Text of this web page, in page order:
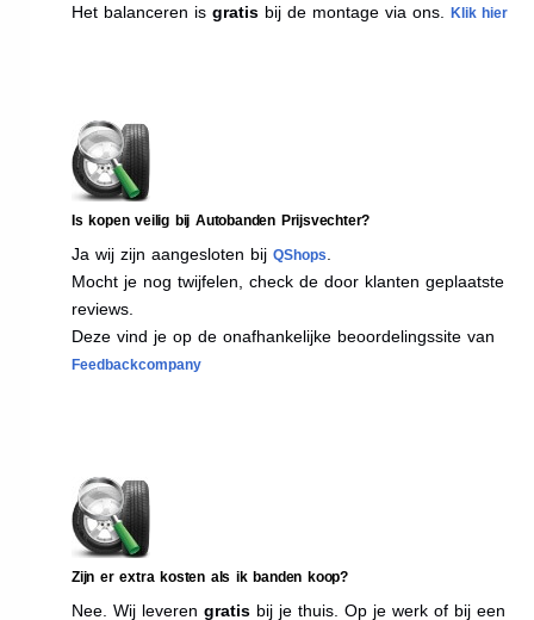
Het balanceren is gratis bij de montage via ons. Klik hier
Is kopen veilig bij Autobanden Prijsvechter?
Ja wij zijn aangesloten bij QShops
Mocht je nog twijfelen, check de door klanten geplaatste
reviews.
Deze vind je op de onafhankelijke beoordelingssite van
Feedbackcompany
Zijn er extra kosten als ik banden koop?
Nee. Wij leveren gratis bij je thuis. Op je werk of bij een